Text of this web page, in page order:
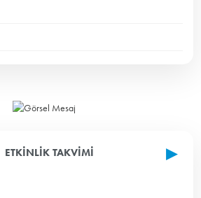
ETKINLIK TAKVIMI